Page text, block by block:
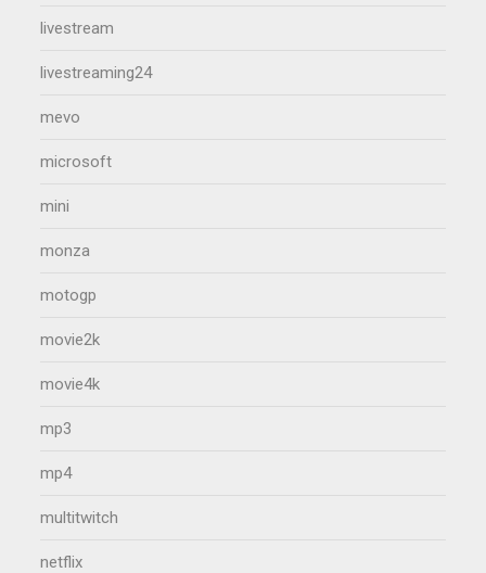
livestream
livestreaming24
mevo
microsoft
mini
monza
motogp
movie2k
movie4k
mp3
mp4
multitwitch
netflix